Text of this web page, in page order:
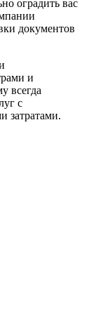
оградить вас
документов
и
всегда
с
затратами.